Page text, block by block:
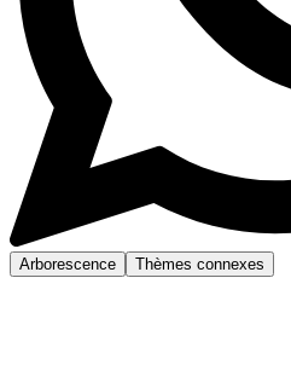
Arborescence Thèmes connexes